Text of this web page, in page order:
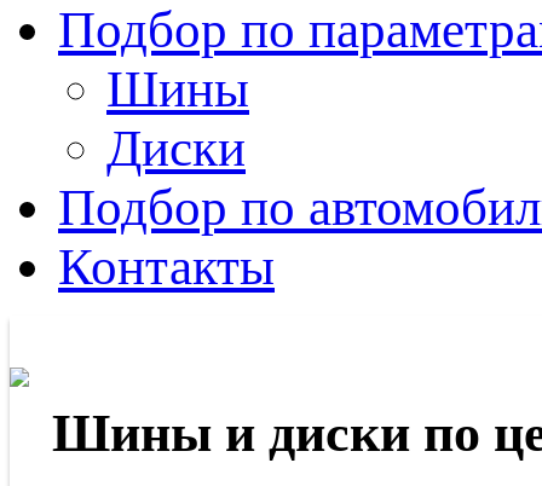
Подбор по
Шины
Диски
Подбор по
Контакты
Шины и диски по